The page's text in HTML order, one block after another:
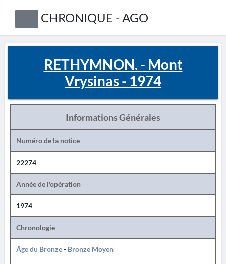
CHRONIQUE - AGO
RETHYMNON. - Mont
Vrysinas - 1974
Informations Générales
Numéro de la notice
22274
Année de l'opération
1974
Chronologie
Âge du Bronze- Bronze Moyen